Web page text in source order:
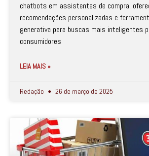
chatbots em assistentes de compra,
recomendações personalizadas e
generativa para buscas mais inteligentes
consumidores
LEIA MAIS »
Redação 26 de março de 2025